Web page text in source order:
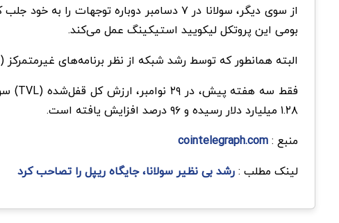
بومی این پروتکل لیکویید استیکینگ عمل می‌کند.
البته همانطور که توسط رشد شبکه از نظر برنامه‌های غیرمتمرکز (dApps) مشهود بوده، رشد اخیر SOL فراتر از صرفا گوشی همراه و یک میم کوین است.
۱.۲۸ میلیارد دلار رسیده و ۹۶ درصد افزایش یافته است.
منبع :cointelegraph.com
لینک مطلب :رشد بی نظیر سولانا، جایگاه ریپل را تصاحب کرد